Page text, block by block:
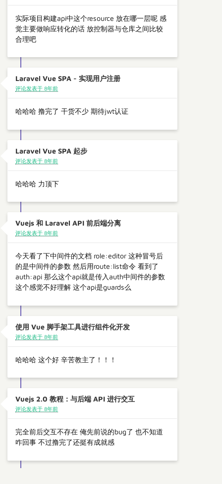
实际项目构建api中这个resource 放在哪一层呢 感
觉主要做响应转化的话 放控制器与仓库之间比较
合理吧
Laravel Vue SPA - 实现用户注册
评论发表于 8年前
哈哈哈 撸完了 干货不少 期待jwt认证
Laravel Vue SPA 起步
评论发表于 8年前
哈哈哈 力顶下
Vuejs 和 Laravel API 前后端分离
评论发表于 8年前
今天看了下中间件的文档 role:editor 这种冒号后
的是中间件的参数 然后用route:list命令 看到了
auth:api 那么这个api就是传入auth中间件的参数
这个感觉不好理解 这个api是guards么
使用 Vue 脚手架工具进行组件化开发
评论发表于 8年前
哈哈哈 这个好 辛苦教主了！！！
Vuejs 2.0 教程：与后端 API 进行交互
评论发表于 8年前
完全前后交互不存在 俺先前说的bug了 也不知道
咋回事 不过撸完了还挺有成就感